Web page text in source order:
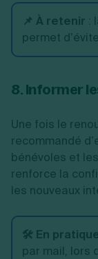
📌 À retenir :
permet
8. Informer
Une fois le
recommandé
bénévoles et
renforce la
les nouveaux
🛠️ En
par mail, lors